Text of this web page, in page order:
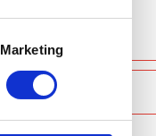
Marketing